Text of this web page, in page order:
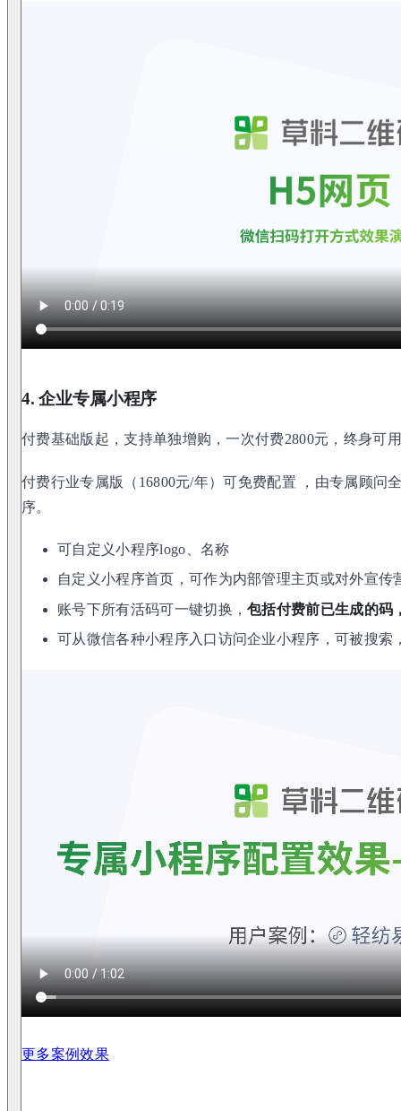
4. 企业专属小程序
付费基础版起，支持单独增购，一次付费2800元，终身可
付费行业专属版（16800元/年）可免费配置 ，由专属顾问
序。
可自定义小程序logo、名称
自定义小程序首页，可作为内部管理主页或对外宣传
账号下所有活码可一键切换，包括付费前已生成的码
可从微信各种小程序入口访问企业小程序，可被搜
更多案例效果